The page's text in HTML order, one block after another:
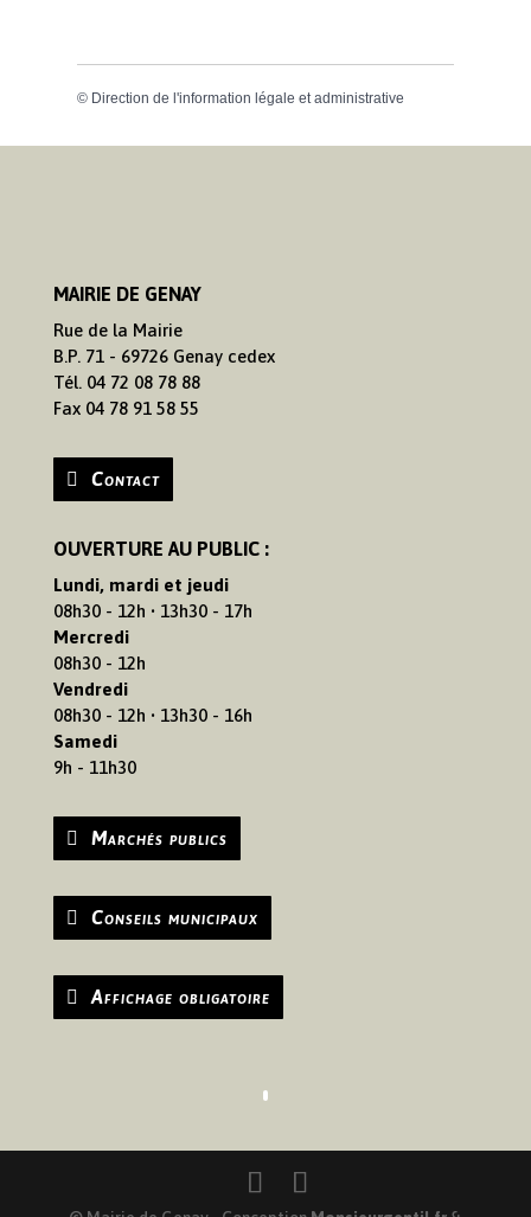
© Direction de l'information légale et administrative
MAIRIE DE GENAY
Rue de la Mairie
B.P. 71 - 69726 Genay cedex
Tél. 04 72 08 78 88
Fax 04 78 91 58 55
Contact
OUVERTURE AU PUBLIC :
Lundi, mardi et jeudi
08h30 - 12h • 13h30 - 17h
Mercredi
08h30 - 12h
Vendredi
08h30 - 12h • 13h30 - 16h
Samedi
9h - 11h30
Marchés publics
Conseils municipaux
Affichage obligatoire